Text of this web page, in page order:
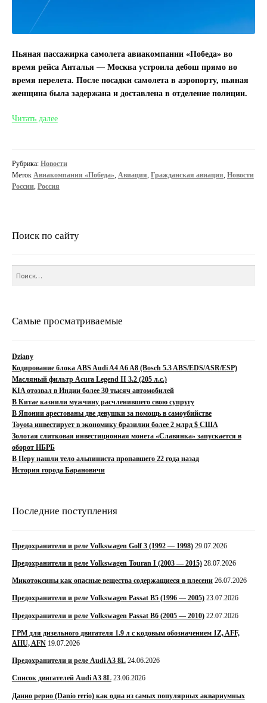
Пьяная пассажирка самолета авиакомпании «Победа» во
время рейса Анталья — Москва устроила дебош прямо во
время перелета. После посадки самолета в аэропорту, пьяная
женщина была задержана и доставлена в отделение полиции.
Читать далееПассажирка
время
Рубрика: Новости
Меток Авиакомпания «Победа», Авиация Гражданская авиация Новости
России, Россия
Поиск по сайту
Самые просматриваемые
Dziany
Кодирование блока ABS Audi A4 A6 A8 (Bosch 5.3 ABS/EDS/ASR/ESP)
Масляный фильтр Acura Legend II 3.2 (205 л.с.)
KIA отозвал в Индии более 30 тысяч автомобилей
В Китае казнили мужчину расчленившего свою супругу
В Японии арестованы две девушки за помощь в самоубийстве
Toyota инвестирует в экономику бразилии более 2 млрд $ США
Золотая слитковая инвестиционная монета «Славянка» запускается в
оборот НБРБ
В Перу нашли тело альпиниста пропавшего 22 года назад
История города Барановичи
Последние поступления
Предохранители и реле Volkswagen Golf 3 (1992 — 1998) 29.07.2026
Предохранители и реле Volkswagen Touran I (2003 — 2015) 28.07.2026
Микотоксины как опасные вещества содержащиеся в плесени 26.07.2026
Предохранители и реле Volkswagen Passat B5 (1996 — 2005) 23.07.2026
Предохранители и реле Volkswagen Passat B6 (2005 — 2010) 22.07.2026
ГРМ для дизельного двигателя 1.9 л с кодовым обозначением 1Z, AFF,
AHU, AFN 19.07.2026
Предохранители и реле Audi A3 8L 24.06.2026
Список двигателей Audi A3 8L 23.06.2026
Данио рерио (Danio rerio) как одна из самых популярных аквариумных